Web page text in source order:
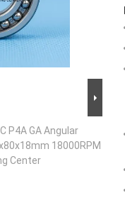
P4A GA Angular
18000RPM
Center